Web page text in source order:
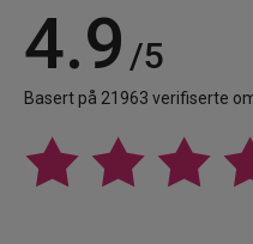
4.9 /5
Basert på 21963 verifiserte